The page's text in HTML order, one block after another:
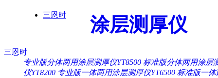
三恩时 涂层测厚仪
三恩时
专业版分体两用涂层测厚仪YT8500 标准版分体两用涂层
仪YT8200 专业版一体两用涂层测厚仪YT6500 标准版一体